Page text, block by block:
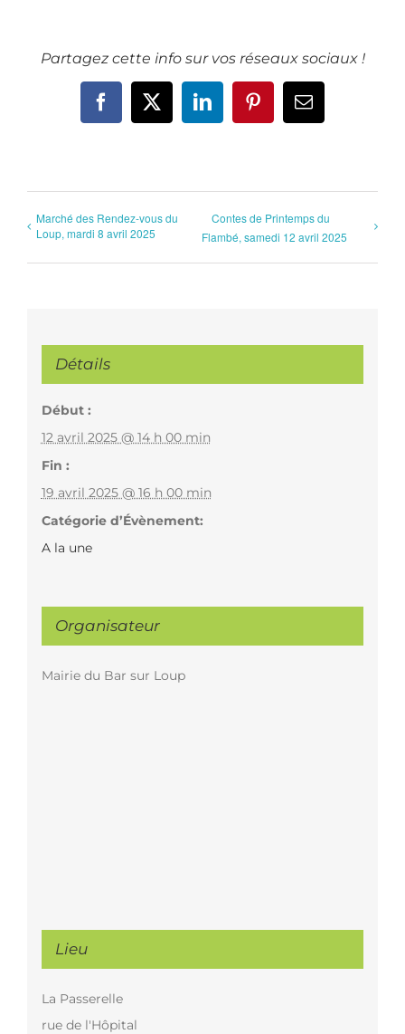
Partagez cette info sur vos réseaux sociaux !
Facebook
X LinkedInPinterestEmail
Marché des Rendez-vous du
Loup, mardi 8 avril 2025
Contes de Printemps du
Flambé, samedi 12 avril 2025
Détails
Début :
12 avril 2025 @ 14 h 00 min
Fin :
19 avril 2025 @ 16 h 00 min
Catégorie d’Évènement:
A la une
Organisateur
Mairie du Bar sur Loup
Lieu
La Passerelle
rue de l'Hôpital